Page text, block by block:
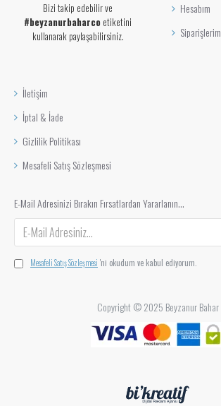
Bizi takip edebilir ve
#beyzanurbaharco etiketini
kullanarak paylaşabilirsiniz.
Hesabım
Siparişlerim
İletişim
İptal & İade
Gizlilik Politikası
Mesafeli Satış Sözleşmesi
E-Mail Adresinizi Bırakın Fırsatlardan Yararlanın...
Mesafeli Satış Sözleşmesi 'ni okudum ve kabul ediyorum.
Copyright © 2025 Beyzanur Bahar